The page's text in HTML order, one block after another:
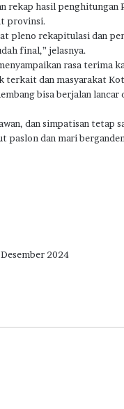
rekap hasil penghitungan
provinsi.
pleno rekapitulasi dan
final,” jelasnya.
rasa terima
terkait dan masyarakat
bisa berjalan
dan simpatisan tetap
paslon dan mari
2024